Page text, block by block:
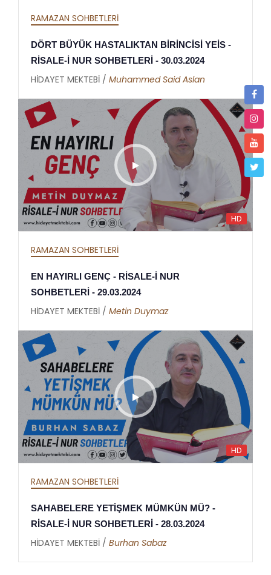
RAMAZAN SOHBETLERİ
DÖRT BÜYÜK HASTALIKTAN BİRİNCİSİ YEİS -
RİSALE-İ NUR SOHBETLERİ - 30.03.2024
HİDAYET MEKTEBİ / Muhammed Said Aslan
HD
RAMAZAN SOHBETLERİ
EN HAYIRLI GENÇ - RİSALE-İ NUR
SOHBETLERİ - 29.03.2024
HİDAYET MEKTEBİ / Metin Duymaz
HD
RAMAZAN SOHBETLERİ
SAHABELERE YETİŞMEK MÜMKÜN MÜ? -
RİSALE-İ NUR SOHBETLERİ - 28.03.2024
HİDAYET MEKTEBİ / Burhan Sabaz